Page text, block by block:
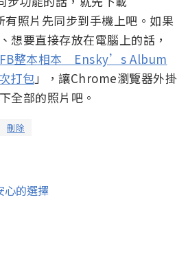
照片先同步到手機上吧。如果
想要直接存放在電腦上的話，
整本相本 Ensky’s Album
打包」，讓Chrome瀏覽器外掛
全部的照片吧。
刪除
心的選擇